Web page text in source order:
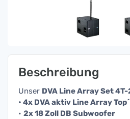
Beschreibung
Unser DVA Line Array Set 4T-
• 4x DVA aktiv Line Array
• 2x 18 Zoll DB Subwoofer